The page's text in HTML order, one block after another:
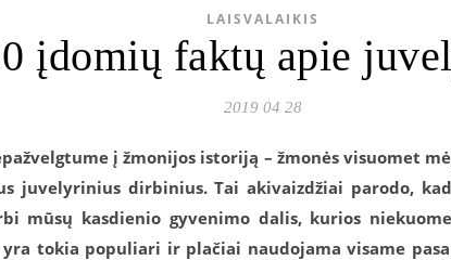
LAISVALAIKIS
įdomių faktų apie
2019 04 28
į žmonijos istoriją – žmonės visuomet
juvelyrinius dirbinius. Tai akivaizdžiai parodo,
mūsų kasdienio gyvenimo dalis, kurios
tokia populiari ir plačiai naudojama visame